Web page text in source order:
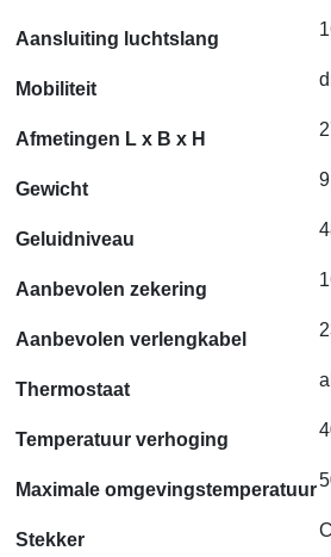
Aansluiting luchtslang
Mobiliteit
Afmetingen L x B x H
Gewicht
Geluidniveau
Aanbevolen zekering
Aanbevolen verlengkabel
Thermostaat
Temperatuur verhoging
Maximale omgevingstemperatuur
Stekker